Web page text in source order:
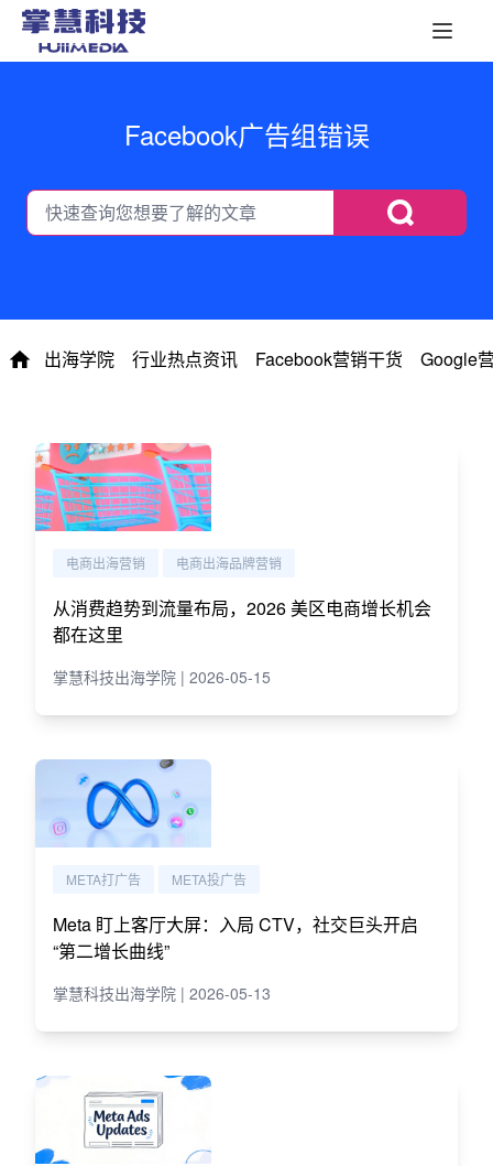
Facebook广告组错误
出海学院 行业热点资讯 Facebook营销干货 Google
电商出海营销 电商出海品牌营销
从消费趋势到流量布局，2026 美区电商增长机会
都在这里
掌慧科技出海学院 | 2026-05-15
META打广告 META投广告
Meta 盯上客厅大屏：入局 CTV，社交巨头开启
“第二增长曲线”
掌慧科技出海学院 | 2026-05-13